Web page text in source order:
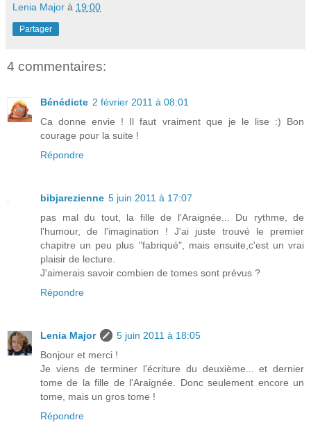
Lenia Major à 19:00
Partager
4 commentaires:
Bénédicte 2 février 2011 à 08:01
Ca donne envie ! Il faut vraiment que je le lise :) Bon
courage pour la suite !
Répondre
bibjarezienne 5 juin 2011 à 17:07
pas mal du tout, la fille de l'Araignée... Du rythme, de
l'humour, de l'imagination ! J'ai juste trouvé le premier
chapitre un peu plus "fabriqué", mais ensuite,c'est un vrai
plaisir de lecture.
J'aimerais savoir combien de tomes sont prévus ?
Répondre
Lenia Major
5 juin 2011 à 18:05
Bonjour et merci !
Je viens de terminer l'écriture du deuxième... et dernier
tome de la fille de l'Araignée. Donc seulement encore un
tome, mais un gros tome !
Répondre